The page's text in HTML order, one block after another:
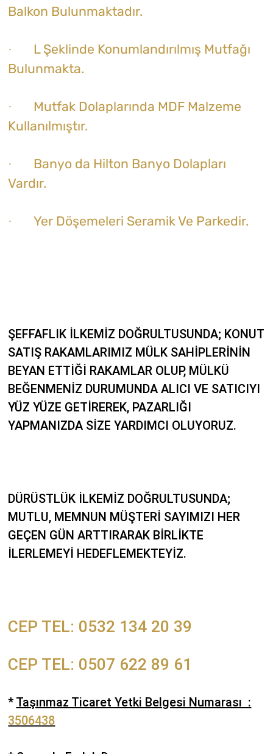
Balkon Bulunmaktadır.
·
L Şeklinde Konumlandırılmış Mutfağı
Bulunmakta.
·
Mutfak Dolaplarında MDF Malzeme
Kullanılmıştır.
·
Banyo da Hilton Banyo Dolapları
Vardır.
· Yer Döşemeleri Seramik Ve Parkedir.
ŞEFFAFLIK İLKEMİZ DOĞRULTUSUNDA; KONUT
SATIŞ RAKAMLARIMIZ MÜLK SAHİPLERİNİN
BEYAN ETTİĞİ RAKAMLAR OLUP, MÜLKÜ
BEĞENMENİZ DURUMUNDA ALICI VE SATICIYI
YÜZ YÜZE GETİREREK, PAZARLIĞI
YAPMANIZDA SİZE YARDIMCI OLUYORUZ.
DÜRÜSTLÜK İLKEMİZ DOĞRULTUSUNDA;
MUTLU, MEMNUN MÜŞTERİ SAYIMIZI HER
GEÇEN GÜN ARTTIRARAK BİRLİKTE
İLERLEMEYİ HEDEFLEMEKTEYİZ.
CEP TEL: 0532 134 20 39
CEP TEL: 0507 622 89 61
* Taşınmaz Ticaret Yetki Belgesi Numarası :
3506438